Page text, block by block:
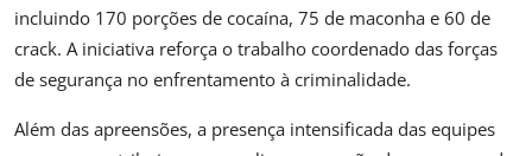
incluindo 170 porções de cocaína, 75 de maconha e 60 de
crack. A iniciativa reforça o trabalho coordenado das forças
de segurança no enfrentamento à criminalidade.
Além das apreensões, a presença intensificada das equipes